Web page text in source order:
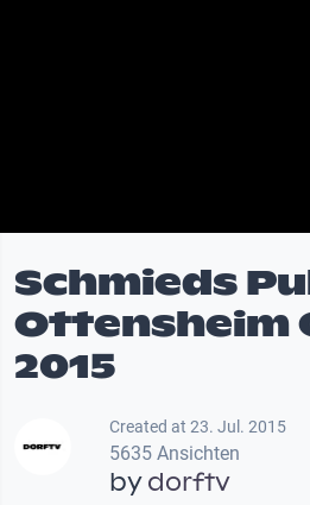
Schmieds
Ottensheim
2015
Created at 23. Jul. 2015
5635 Ansichten
bydorftv